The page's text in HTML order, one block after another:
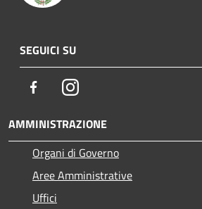
SEGUICI SU
FacebookInstagram
AMMINISTRAZIONE
Organi di Governo
Aree Amministrative
Uffici